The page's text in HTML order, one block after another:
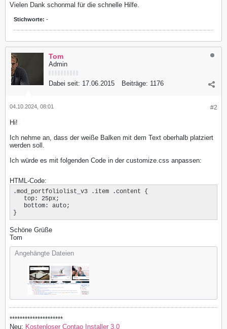
Vielen Dank schonmal für die schnelle Hilfe.
Stichworte: -
Tom
Admin
Dabei seit: 17.06.2015 Beiträge: 1176
#2
04.10.2024, 08:01
Hi!
Ich nehme an, dass der weiße Balken mit dem Text oberhalb platziert
werden soll.
Ich würde es mit folgenden Code in der customize.css anpassen:
HTML-Code:
.mod_portfoliolist_v3 .item .content {
   top: 25px;
   bottom: auto;
}
Schöne Grüße
Tom
Angehängte Dateien
*********************
Neu: Kostenloser Contao Installer 3.0